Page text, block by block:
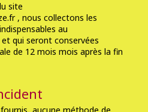
site
, nous collectons les
au
qui seront conservées
de 12 mois mois après la fin